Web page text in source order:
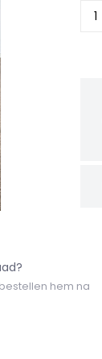
hem na